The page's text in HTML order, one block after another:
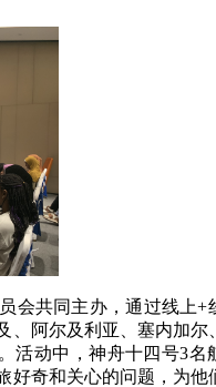
会共同主办，通过线上+
、阿尔及利亚、塞内加尔
活动中，神舟十四号3名
好奇和关心的问题，为他